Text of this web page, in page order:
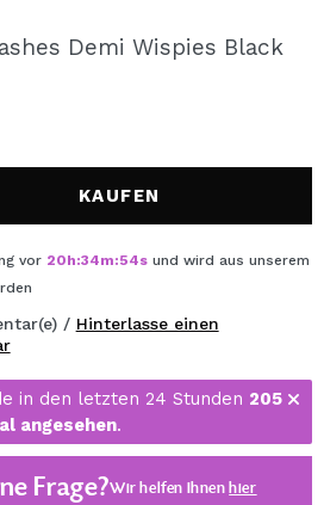
Kontos bei Maquillalia.de
schnell tätigen, den Status Ihrer
Demi Wispies Black
KAUFEN
vor 20h:34m:54s und wird aus unserem
/ Hinterlasse einen
in den letzten 24 Stunden 205
angesehen.
Frage?Wir helfen Ihnenhier